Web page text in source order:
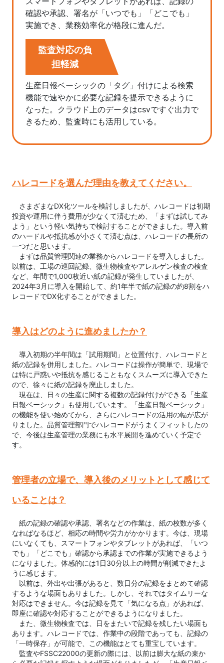
確認や承認、署名が「いつでも」「どこでも」
実施でき、業務効率化が格段に進んだ。
監査対応の負
担軽減
生産日報ベーシックの「タグ」付けによる検索
機能で速やかに必要な記録を提示できるように
なった。クラウド上のデータはcsvですぐ出力で
きるため、監査時にも活用している。
ハレコードを選んだ理由を教えてください。
さまざまなDX化ツールを検討しましたが、ハレコードは初期
投資や運用に伴う費用が少なくて済むため、「まずは試してみ
よう」という軽い気持ちで検討することができました。導入前
のハードルや抵抗感が小さくて済む点は、ハレコードの長所の
一つだと思います。
まずは品質管理関連の業務からハレコードを導入しました。
以前は、工場の巡回記録、微生物検査やアレルゲン検査の検査
など、年間で1,000枚近い紙の記録が発生していましたが、
2024年3月に導入を開始して、約1年半で紙の記録の約8割をハ
レコードでDX化することができました。
導入はどのように進めましたか？
導入初期の半年間は「試用期間」と位置付け、ハレコードと
紙の記録を併用しました。ハレコードは操作が簡単で、現場で
は特に戸惑いや抵抗を感じることもなくスムーズに導入できた
ので、徐々に紙の記録を廃止しました。
現在は、日々の生産に関する複数の記録付けができる「生産
日報ベーシック」も使用しています。「生産日報ベーシック」
の機能を使い始めてから、さらにハレコードの活用の幅が広が
りました。品質管理部門でハレコードがうまくフィットしたの
で、今後は生産管理の業務にも水平展開を進めていく予定で
す。
管理者の立場で、導入後のメリットとして感じて
いることは？
紙の記録の確認や承認、署名などの作業は、紙の枚数が多く
なればなるほど、相応の時間や労力がかかります。今は、現場
にいなくても、スマートフォンやタブレットがあれば、「いつ
でも」「どこでも」確認から承認までの作業が実施できるよう
になりました。体感的には1日30分以上の時間が削減できたよ
うに感じます。
以前は、外出や出張があると、数日分の記録をまとめて確認
するような場面もありました。しかし、それではタイムリーな
対応はできません。今は記録を見て「気になる点」があれば、
即座に確認や対応することができるようになりました。
また、微生物検査では、日をまたいで記録を残したい場面も
あります。ハレコードでは、作業中の段階であっても、記録の
「一時保存」が可能で、この機能はとても重宝しています。
監査やFSSC22000の更新の際には、以前は膨大な紙の束か